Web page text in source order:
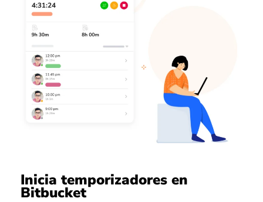
Inicia temporizadores en
Bitbucket